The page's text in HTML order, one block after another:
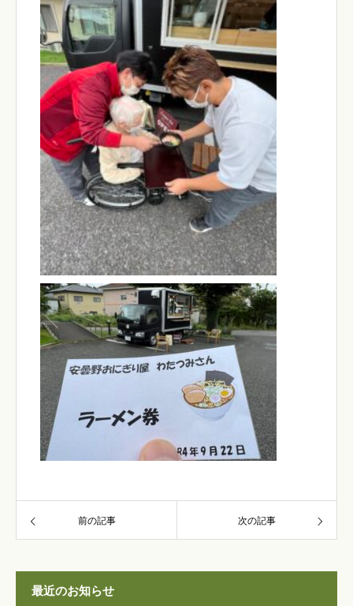
前の記事 次の記事
最近のお知らせ